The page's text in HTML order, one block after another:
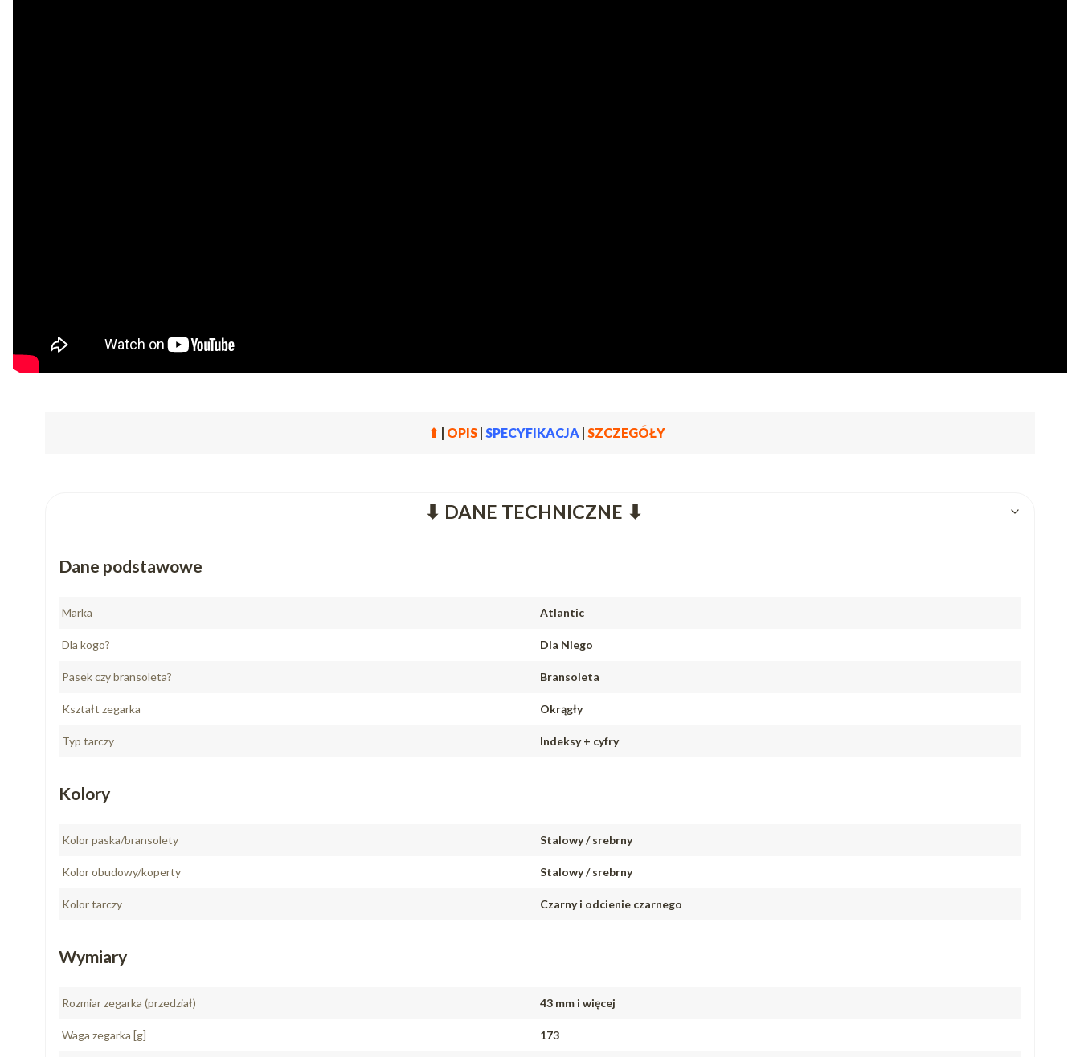
⬆ | OPIS| SPECYFIKACJA| SZCZEGÓŁY
⬇ DANE TECHNICZNE ⬇
Dane podstawowe
Marka Atlantic
Dla kogo? Dla Niego
Pasek czy bransoleta? Bransoleta
Kształt zegarka Okrągły
Typ tarczy Indeksy + cyfry
Kolory
Kolor paska/bransolety Stalowy / srebrny
Kolor obudowy/koperty Stalowy / srebrny
Kolor tarczy Czarny i odcienie czarnego
Wymiary
Rozmiar zegarka (przedział) 43 mm i więcej
Waga zegarka [g] 173